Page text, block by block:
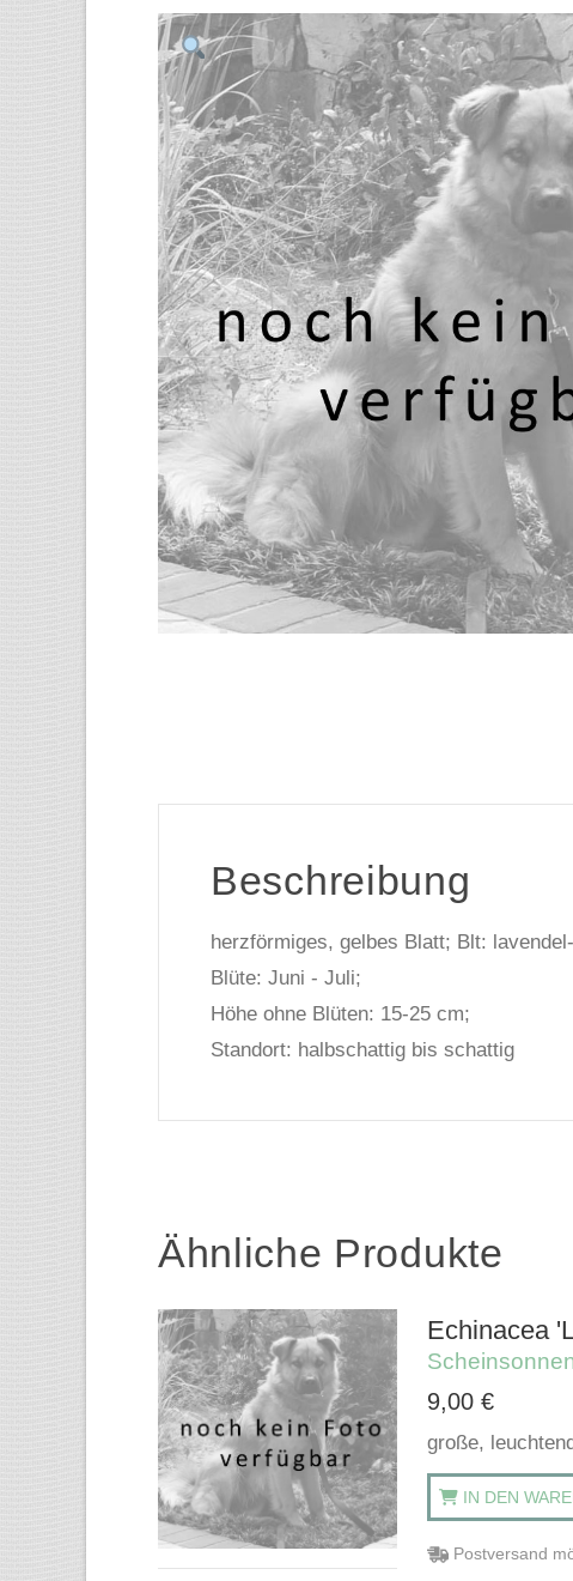
Beschreibung
herzförmiges, gelbes Blatt; Blt:
Blüte: Juni - Juli;
Höhe ohne Blüten: 15-25 cm;
Standort: halbschattig bis schattig
Ähnliche Produkte
Echinacea
9,00 €
große,
IN DEN
Postversand